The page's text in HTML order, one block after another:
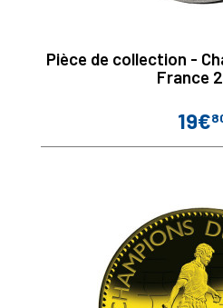
Pièce de collection -
France
Prix
19€